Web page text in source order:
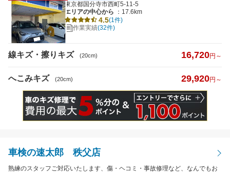
東京都国分寺市西町5-11-5
エリアの中心から
：17.6km
4.5(1件)
作業実績(32件)
線キズ・擦りキズ (20cm) 16,720円～
へこみキズ (20cm) 29,920円～
車検の速太郎 秩父店
熟練のスタッフご対応いたします、傷・ヘコミ・事故修理など、なんでもお